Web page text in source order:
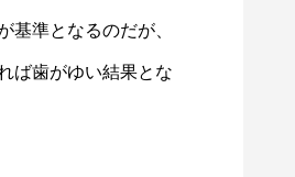
基準となるのだが、
ば歯がゆい結果とな